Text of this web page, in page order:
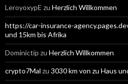
LeroyoxypE zu Herzlich Willkommen
https://car-insurance-
und 15km bis Afrika
Dominictip zu Herzlich Willkommen
crypto7Mal zu 3030 km von zu Haus